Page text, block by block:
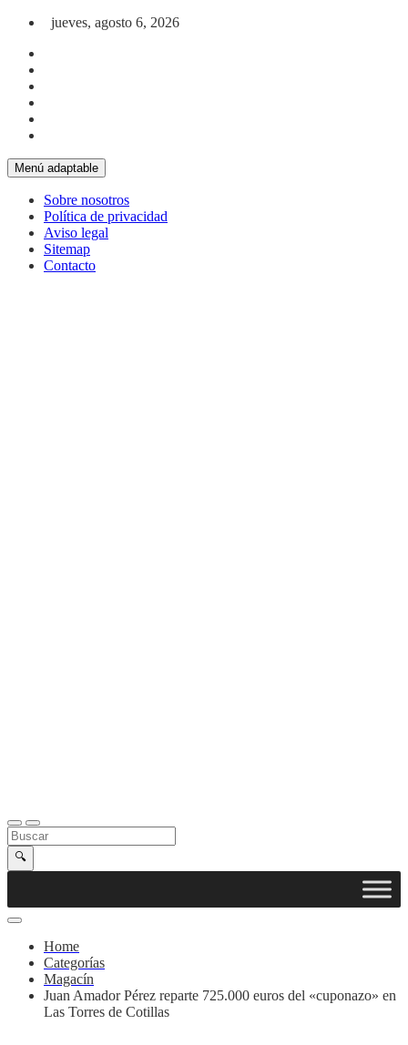
Saltar al contenido
jueves, agosto 6, 2026
Menú adaptable
Sobre nosotros
Política de privacidad
Aviso legal
Sitemap
Contacto
Buscar en la web
Buscar
🔍
Home
Categorías
Magacín
Juan Amador Pérez reparte 725.000 euros del «cuponazo» en
Las Torres de Cotillas